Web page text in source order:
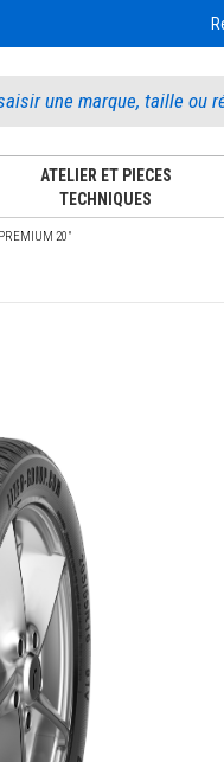
ATELIER ET PIECES
TECHNIQUES
20"